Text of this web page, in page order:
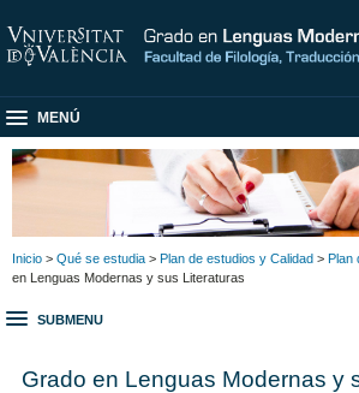
MENÚ
Inicio > Qué se estudia > Plan de estudios y Calidad > Plan
en Lenguas Modernas y sus Literaturas
SUBMENU
Grado en Lenguas Modernas y